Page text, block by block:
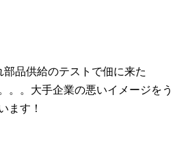
品供給のテストで佃に来た
。。 大手企業の悪いイメージをう
ます！